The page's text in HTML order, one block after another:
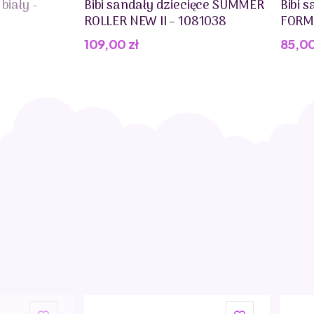
- Bibi sandały dziecięce SUMMER
ROLLER NEW II – 1081038
109,00 zł
Bibi